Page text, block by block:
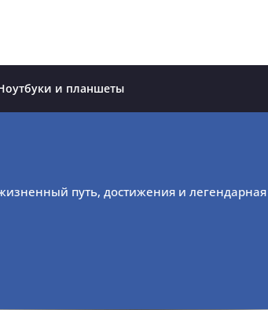
и планшеты
путь, достижения и легендарная